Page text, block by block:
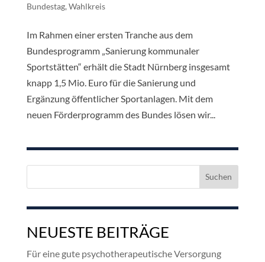
Bundestag, Wahlkreis
Im Rahmen einer ersten Tranche aus dem
Bundesprogramm „Sanierung kommunaler
Sportstätten“ erhält die Stadt Nürnberg insgesamt
knapp 1,5 Mio. Euro für die Sanierung und
Ergänzung öffentlicher Sportanlagen. Mit dem
neuen Förderprogramm des Bundes lösen wir...
Suchen
NEUESTE BEITRÄGE
Für eine gute psychotherapeutische Versorgung